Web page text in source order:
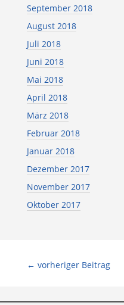
September 2018
August 2018
Juli 2018
Juni 2018
Mai 2018
April 2018
März 2018
Februar 2018
Januar 2018
Dezember 2017
November 2017
Oktober 2017
← vorheriger Beitrag